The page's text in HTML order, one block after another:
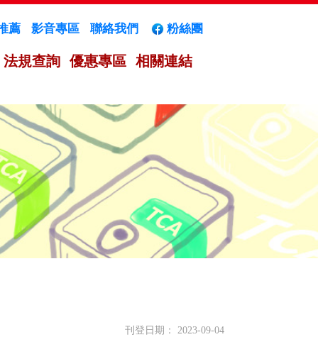
法規查詢 優惠專區 相關連結
薦 影音專區 聯絡我們 粉絲團
刊登日期： 2023-09-04